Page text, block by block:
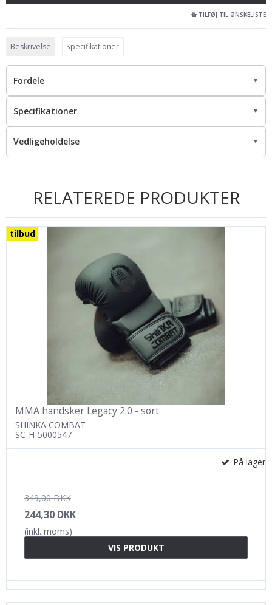
TILFØJ TIL ØNSKELISTE
Beskrivelse Specifikationer
Fordele ▼
Specifikationer ▼
Vedligeholdelse ▼
RELATEREDE PRODUKTER
tilbud
MMA handsker Legacy 2.0 - sort
SHINKA COMBAT
SC-H-5000547
På lager
349,00 DKK
244,30 DKK
(inkl. moms)
VIS PRODUKT